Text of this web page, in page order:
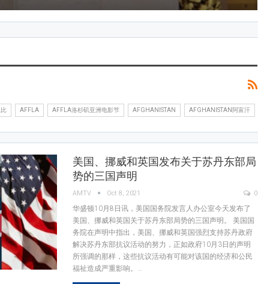
AFFLA AFFLA洛杉矶亚洲电影节 AFGHANISTAN AFGHANISTAN阿富汗
美国、挪威和英国发布关于苏丹东部局
势的三国声明
AMTV Oct 8, 2021 0
华盛顿10月8日讯，美国国务院发言人办公室今天发布了
美国、挪威和英国关于苏丹东部局势的三国声明。 美国国
务院在声明中指出，美国、挪威和英国强烈支持苏丹政府
解决苏丹东部抗议活动的努力，正如政府10月3日的声明
所强调的那样，这些抗议活动有可能对该国的经济和公民
福祉造成严重影响。…